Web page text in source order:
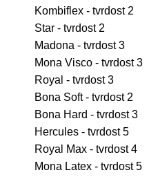
Kombiflex - tvrdost 2
Star - tvrdost 2
Madona - tvrdost 3
Mona Visco - tvrdost 3
Royal - tvrdost 3
Bona Soft - tvrdost 2
Bona Hard - tvrdost 3
Hercules - tvrdost 5
Royal Max - tvrdost 4
Mona Latex - tvrdost 5